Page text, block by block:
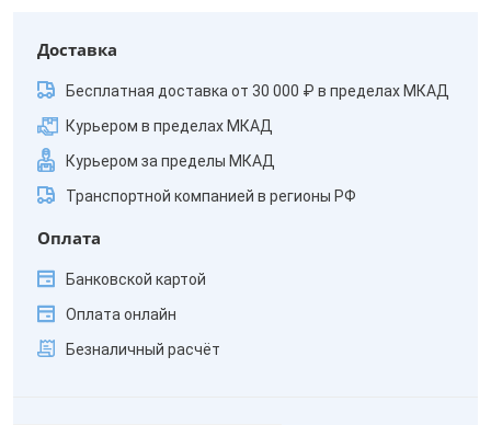
Доставка
Бесплатная доставка от 30 000 ₽ в пределах МКАД
Курьером в пределах МКАД
Курьером за пределы МКАД
Транспортной компанией в регионы РФ
Оплата
Банковской картой
Оплата онлайн
Безналичный расчёт